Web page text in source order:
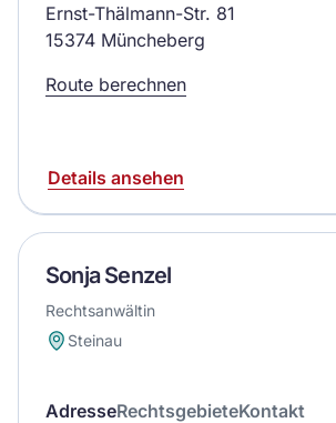
Ernst-Thälmann-Str. 81
15374 Müncheberg
Route berechnen
Details ansehen
Sonja Senzel
Rechtsanwältin
Steinau
AdresseRechtsgebieteKontakt